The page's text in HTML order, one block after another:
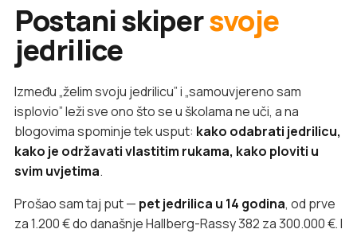
Postani skipersvoje
jedrilice
Između „želim svoju jedrilicu” i „samouvjereno sam
isplovio” leži sve ono što se u školama ne uči, a na
blogovima spominje tek usput: kako odabrati jedrilicu,
kako je održavati vlastitim rukama, kako ploviti u
svim uvjetima.
Prošao sam taj put — pet jedrilica u 14 godina, od prve
za 1.200 € do današnje Hallberg-Rassy 382 za 300.000 €. I